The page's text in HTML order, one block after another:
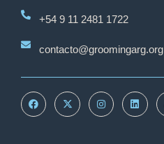
+54 9 11 2481 1722
contacto@groomingarg.org